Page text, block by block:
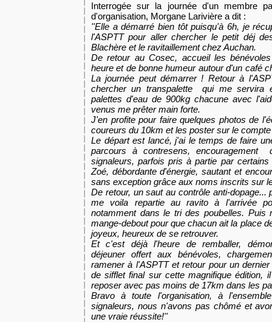
Interrogée sur la journée d'un membre
d'organisation, Morgane Larivière a dit :
''Elle a démarré bien tôt puisqu'à 6h, je
l'ASPTT pour aller chercher le petit déj
Blachère et le ravitaillement chez Auchan.
De retour au Cosec, accueil les
heure et de bonne humeur autour d'un café
La journée peut démarrer ! Retour à
chercher un transpalette qui me servira
palettes d'eau de 900kg chacune avec
venus me prêter main forte.
J'en profite pour faire quelques photos de
coureurs du 10km et les poster sur le
Le départ est lancé, j'ai le temps de faire
parcours à contresens, encouragement
signaleurs, parfois pris à partie par
Zoé, débordante d'énergie, sautant et
sans exception grâce aux noms inscrits sur
De retour, un saut au contrôle anti-dopage...
me voila repartie au ravito à l'arrivée
notamment dans le tri des poubelles. Puis
mange-debout pour que chacun ait la place
joyeux, heureux de se retrouver.
Et c'est déjà l'heure de remballer,
déjeuner offert aux bénévoles,
ramener à l'ASPTT et retour pourun dernier
de sifflet final sur cette magnifique édition,
reposer avec pas moins de 17km dans les
Bravo à toute l'organisation, à
signaleurs, nous n'avons pas chômé et
une vraie réussite!''